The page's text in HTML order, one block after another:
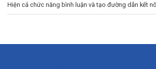
Hiện cả chức năng bình luận và tạo đường dẫn kết